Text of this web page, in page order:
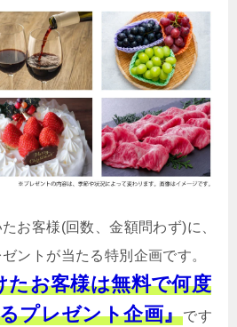
お客様(回数、金額問わず)に、
ントが当たる特別企画です。
たお客様は無料で何度
プレゼント企画』です